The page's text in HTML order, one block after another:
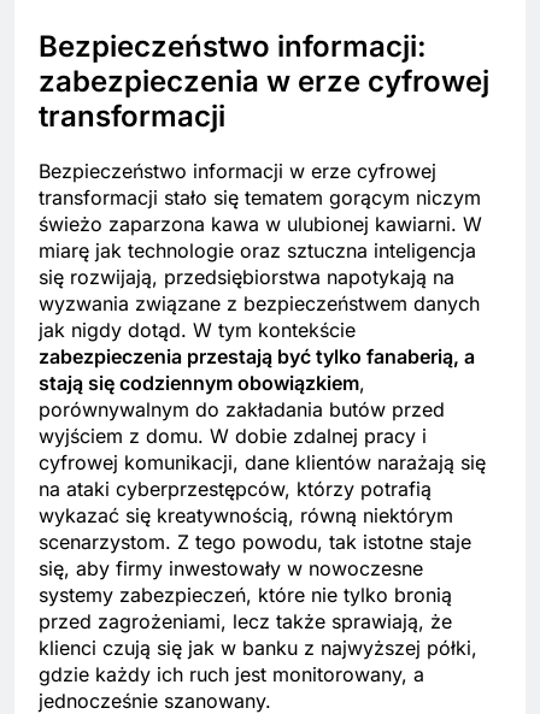
Bezpieczeństwo informacji:
zabezpieczenia w erze cyfrowej
transformacji
Bezpieczeństwo informacji w erze cyfrowej
transformacji stało się tematem gorącym niczym
świeżo zaparzona kawa w ulubionej kawiarni. W
miarę jak technologie oraz sztuczna inteligencja
się rozwijają, przedsiębiorstwa napotykają na
wyzwania związane z bezpieczeństwem danych
jak nigdy dotąd. W tym kontekście
zabezpieczenia przestają być tylko fanaberią, a
stają się codziennym obowiązkiem,
porównywalnym do zakładania butów przed
wyjściem z domu. W dobie zdalnej pracy i
cyfrowej komunikacji, dane klientów narażają się
na ataki cyberprzestępców, którzy potrafią
wykazać się kreatywnością, równą niektórym
scenarzystom. Z tego powodu, tak istotne staje
się, aby firmy inwestowały w nowoczesne
systemy zabezpieczeń, które nie tylko bronią
przed zagrożeniami, lecz także sprawiają, że
klienci czują się jak w banku z najwyższej półki,
gdzie każdy ich ruch jest monitorowany, a
jednocześnie szanowany.